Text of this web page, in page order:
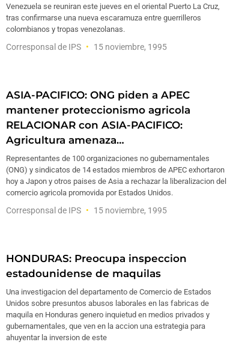
Venezuela se reuniran este jueves en el oriental Puerto La Cruz,
tras confirmarse una nueva escaramuza entre guerrilleros
colombianos y tropas venezolanas.
Corresponsal de IPS 15 noviembre, 1995
ASIA-PACIFICO: ONG piden a APEC
mantener proteccionismo agricola
RELACIONAR con ASIA-PACIFICO:
Agricultura amenaza…
Representantes de 100 organizaciones no gubernamentales
(ONG) y sindicatos de 14 estados miembros de APEC exhortaron
hoy a Japon y otros paises de Asia a rechazar la liberalizacion del
comercio agricola promovida por Estados Unidos.
Corresponsal de IPS 15 noviembre, 1995
HONDURAS: Preocupa inspeccion
estadounidense de maquilas
Una investigacion del departamento de Comercio de Estados
Unidos sobre presuntos abusos laborales en las fabricas de
maquila en Honduras genero inquietud en medios privados y
gubernamentales, que ven en la accion una estrategia para
ahuyentar la inversion de este